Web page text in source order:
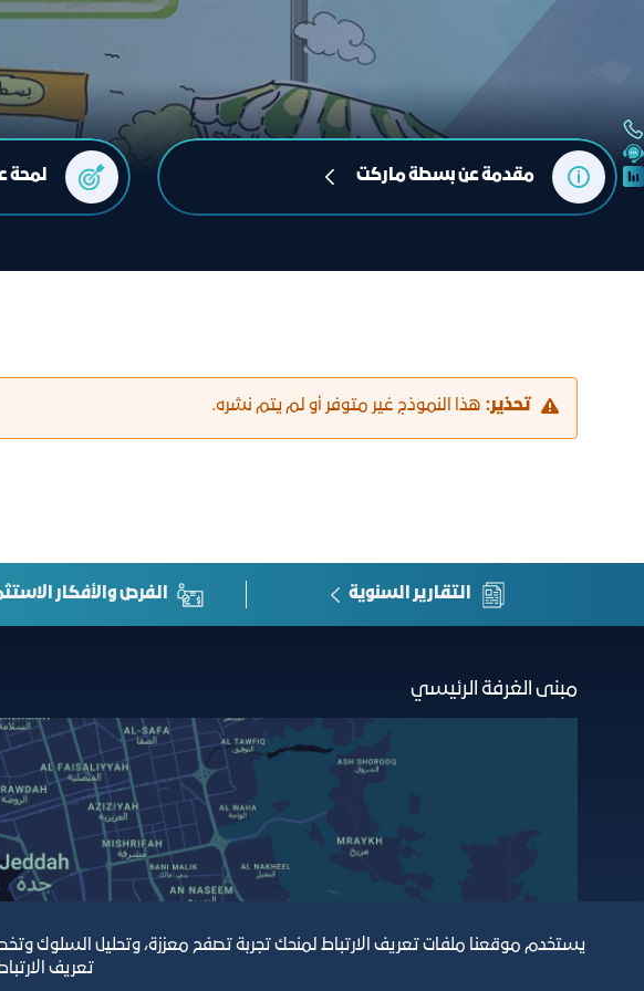
مقدمة عن بسطة ماركت لمحة
تحذير: هذا النموذج غير متوفر أو لم يتم نشره.
التقارير السنوية الفرص والأفكار
مبنى الغرفة الرئيسي
يستخدم موقعنا ملفات تعريف الارتباط لمنحك تجربة تصفح معززة، وتحليل السلوك
تعريف